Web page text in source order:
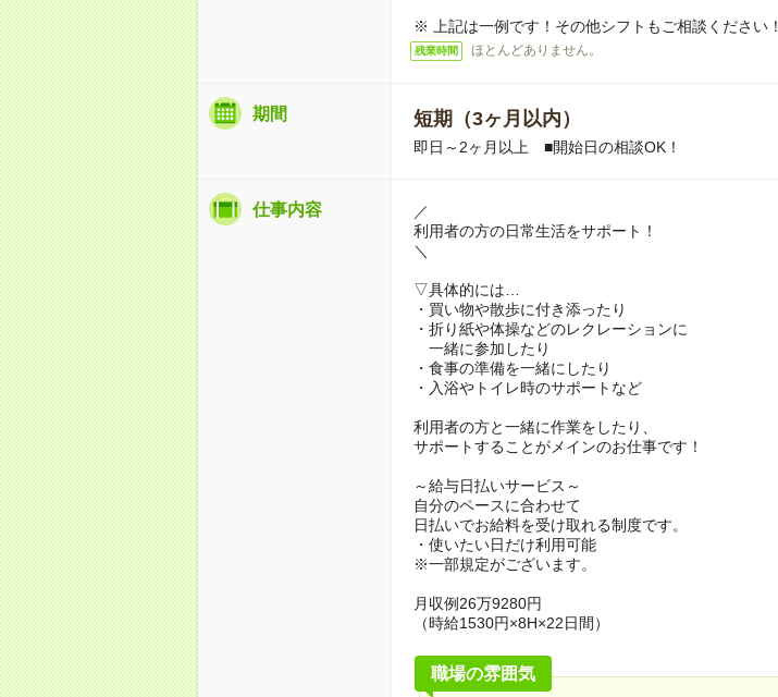
※ 上記は一例です！その他シフトもご相談ください！
残業時間 ほとんどありません。
期間 短期（3ヶ月以内）
即日～2ヶ月以上 ■開始日の相談OK！
仕事内容
／
利用者の方の日常生活をサポート！
＼
▽具体的には…
・買い物や散歩に付き添ったり
・折り紙や体操などのレクレーションに
一緒に参加したり
・食事の準備を一緒にしたり
・入浴やトイレ時のサポートなど
利用者の方と一緒に作業をしたり、
サポートすることがメインのお仕事です！
～給与日払いサービス～
自分のペースに合わせて
日払いでお給料を受け取れる制度です。
・使いたい日だけ利用可能
※一部規定がございます。
月収例26万9280円
（時給1530円×8H×22日間）
職場の雰囲気